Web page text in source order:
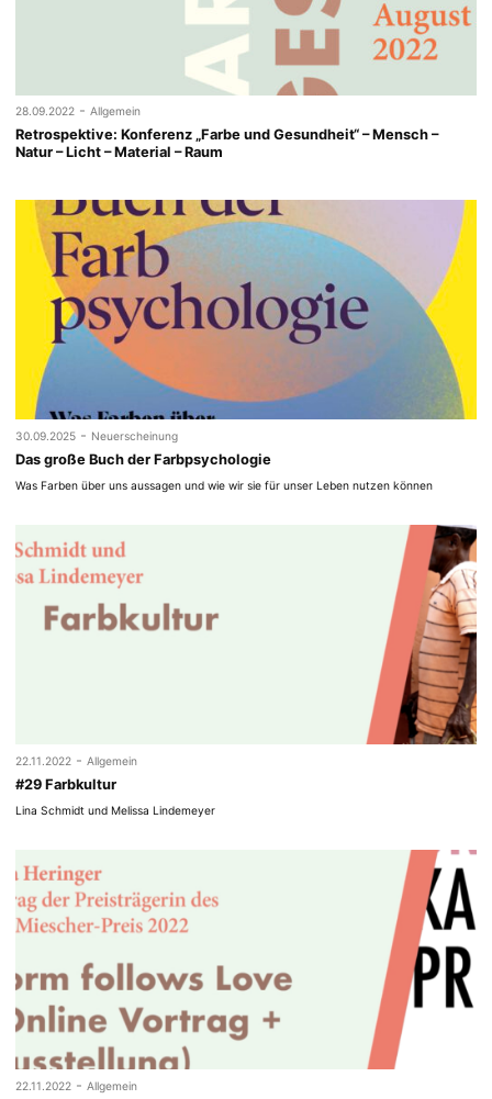
28.09.2022 - Allgemein
Retrospektive: Konferenz „Farbe und Gesundheit“ – Mensch –
Natur – Licht – Material – Raum
30.09.2025 - Neuerscheinung
Das große Buch der Farbpsychologie
Was Farben über uns aussagen und wie wir sie für unser Leben nutzen können
22.11.2022 - Allgemein
#29 Farbkultur
Lina Schmidt und Melissa Lindemeyer
22.11.2022 - Allgemein